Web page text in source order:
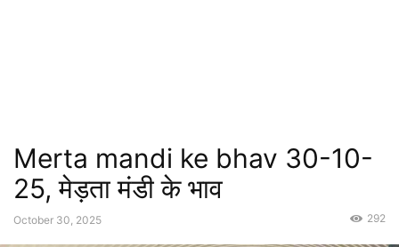
Merta mandi ke bhav 30-10-
25, मेड़ता मंडी के भाव
October 30, 2025 292